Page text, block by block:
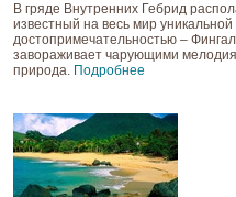
В гряде Внутренних Гебрид
известный на весь мир уникальной
достопримечательностью –
завораживает чарующими
природа. Подробнее